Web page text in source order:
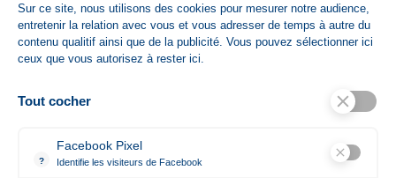
HsCode
42029291,4202929190000000000000
Ean13
Sur ce site, nous utilisons des cookies pour mesurer notre audience,
entretenir la relation avec vous et vous adresser de temps à autre du
contenu qualitif ainsi que de la publicité. Vous pouvez sélectionner ici
ceux que vous autorisez à rester ici.
Tout cocher
?
Facebook Pixel
Identifie les visiteurs de Facebook